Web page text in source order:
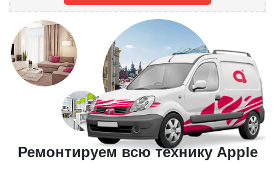
Ремонтируем всю технику Apple